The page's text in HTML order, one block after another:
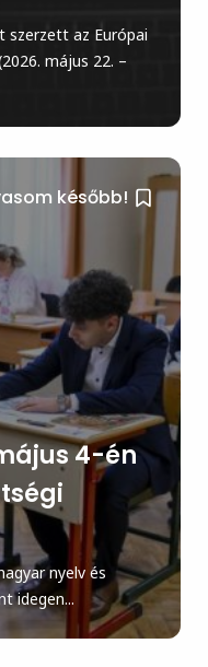
szerzett az Európai
május 22. –
később!
4-én
nyelv és
idegen...